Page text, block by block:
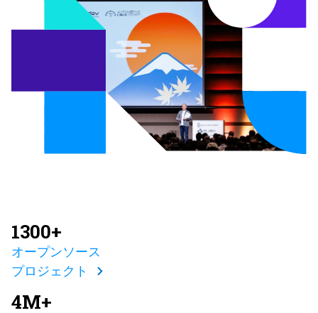
1300+
オープンソース
プロジェクト
4M+